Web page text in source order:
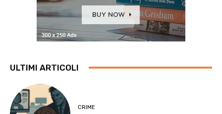
ULTIMI ARTICOLI
CRIME